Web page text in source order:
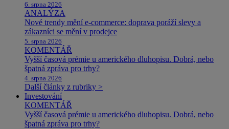
6. srpna 2026
ANALÝZA
Nové trendy mění e-commerce: doprava poráží slevy a
zákazníci se mění v prodejce
5. srpna 2026
KOMENTÁŘ
Vyšší časová prémie u amerického dluhopisu. Dobrá, nebo
špatná zpráva pro trhy?
4. srpna 2026
Další články z rubriky >
Investování
KOMENTÁŘ
Vyšší časová prémie u amerického dluhopisu. Dobrá, nebo
špatná zpráva pro trhy?